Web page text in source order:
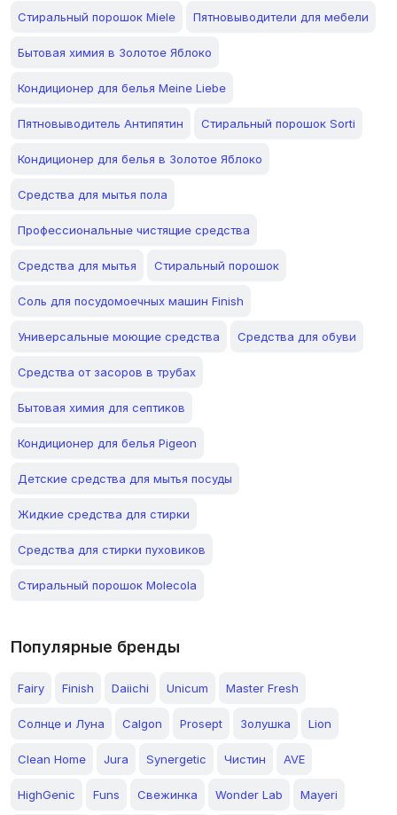
Стиральный порошок Miele Пятновыводители для мебели
Бытовая химия в Золотое Яблоко
Кондиционер для белья Meine Liebe
Пятновыводитель Антипятин Стиральный порошок Sorti
Кондиционер для белья в Золотое Яблоко
Средства для мытья пола
Профессиональные чистящие средства
Средства для мытья Cтиральный порошок
Соль для посудомоечных машин Finish
Универсальные моющие средства Средства для обуви
Средства от засоров в трубах
Бытовая химия для септиков
Кондиционер для белья Pigeon
Детские средства для мытья посуды
Жидкие средства для стирки
Средства для стирки пуховиков
Стиральный порошок Molecola
Популярные бренды
Fairy Finish Daiichi Unicum Master Fresh
Солнце и Луна Calgon Prosept Золушка Lion
Clean Home Jura Synergetic Чистин AVE
HighGenic Funs Свежинка Wonder Lab Mayeri